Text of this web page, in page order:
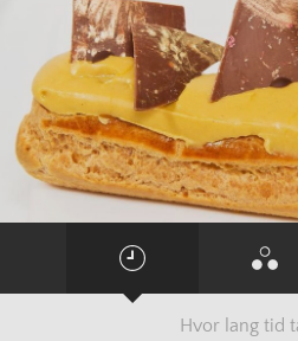
Hvor lang tid